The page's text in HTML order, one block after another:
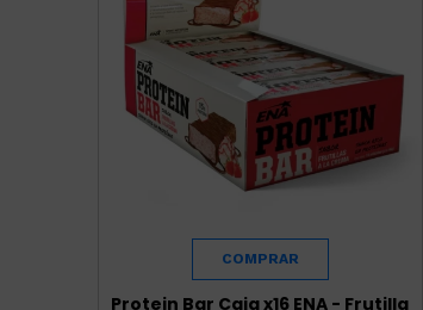
Protein Bar Caja x16 ENA - Frutilla